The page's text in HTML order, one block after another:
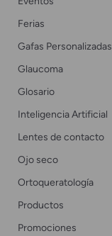
Ferias
Gafas Personalizadas
Glaucoma
Glosario
Inteligencia Artificial
Lentes de contacto
Ojo seco
Ortoqueratología
Productos
Promociones